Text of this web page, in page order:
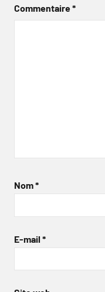
Commentaire*
Nom*
E-mail *